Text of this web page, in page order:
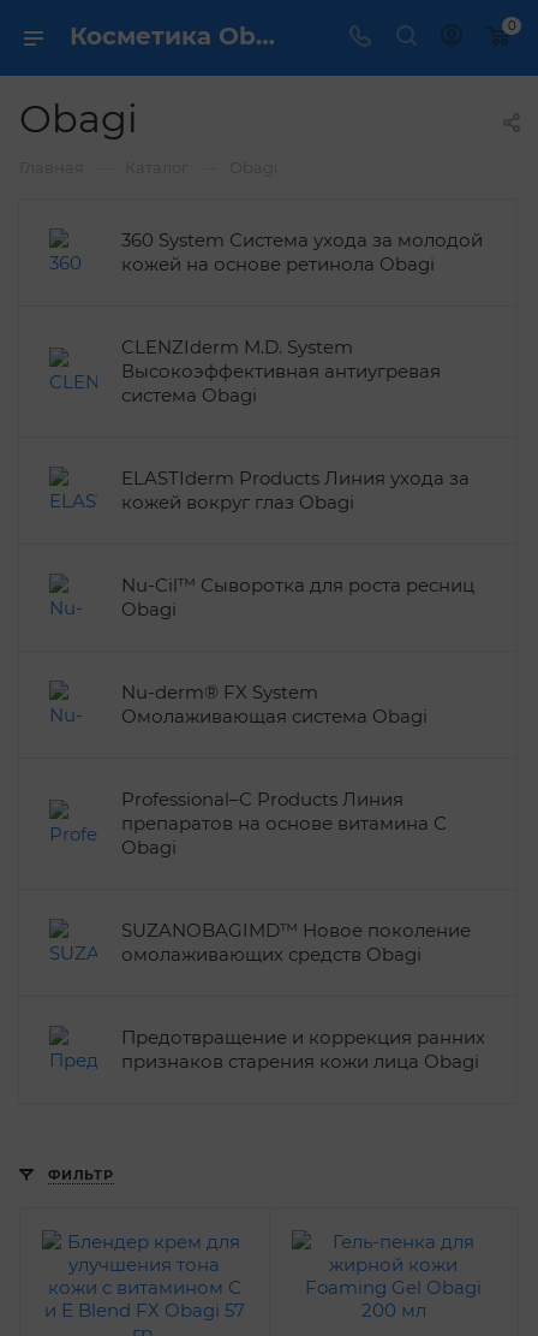
Косметика Obagi - купить в интернет магазине ✔️ по выгодной цене 0
Obagi
360 System Система ухода за молодой
кожей на основе ретинола Obagi
CLENZIderm M.D. System
Высокоэффективная антиугревая
система Obagi
ELASTIderm Products Линия ухода за
кожей вокруг глаз Obagi
Nu-Cil™ Сыворотка для роста ресниц
Obagi
Nu-derm® FX System
Омолаживающая система Obagi
Professional–C Products Линия
препаратов на основе витамина С
Obagi
SUZANOBAGIMD™ Новое поколение
омолаживающих средств Obagi
Предотвращение и коррекция ранних
признаков старения кожи лица Obagi
ФИЛЬТР